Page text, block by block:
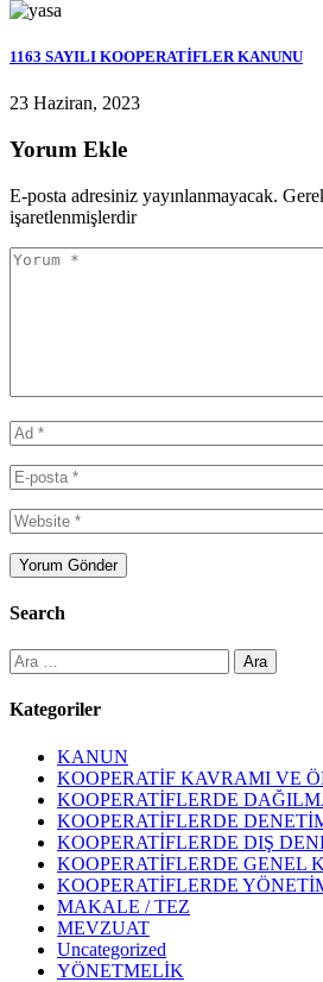
1163 SAYILI KOOPERATİFLER KANUNU
23 Haziran, 2023
Yorum Ekle
E-posta adresiniz yayınlanmayacak.
işaretlenmişlerdir
Search
Arama:
Kategoriler
KANUN
KOOPERATİF KAVRAMI VE
KOOPERATİFLERDE
KOOPERATİFLERDE
KOOPERATİFLERDE DIŞ
KOOPERATİFLERDE GENEL
KOOPERATİFLERDE
MAKALE / TEZ
MEVZUAT
Uncategorized
YÖNETMELİK